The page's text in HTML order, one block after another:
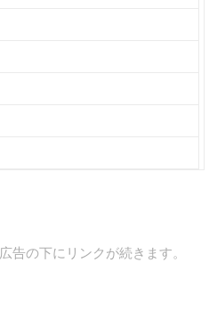
広告の下にリンクが続きます。